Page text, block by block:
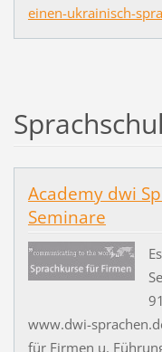
einen-ukrainisch-
Academy dwi
Seminare
www.dwi-
für Firmen u.